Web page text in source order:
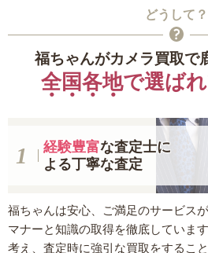
どうして？
福ちゃんがカメラ買取で
全国各地で選ば
経験豊富な査定士に
よる丁寧な査定
福ちゃんは安心、ご満足のサービス
マナーと知識の取得を徹底していま
考え、査定時に強引な買取をするこ